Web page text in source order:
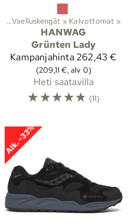
‪» Vaelluskengät ‪» Kalvottomat ‪»
HANWAG
Grünten Lady
Kampanjahinta262,43 €
(209,11 €, alv 0)
Heti saatavilla
☆☆☆☆☆ (11)
Alk. -33%